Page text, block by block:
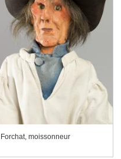
Forchat, moissonneur